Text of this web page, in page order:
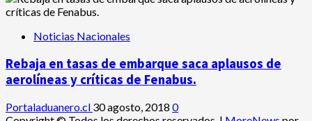
Noticias Nacionales
Rebaja en tasas de embarque saca aplausos de
aerolíneas y críticas de Fenabus.
Portaladuanero.cl 30 agosto, 2018 0